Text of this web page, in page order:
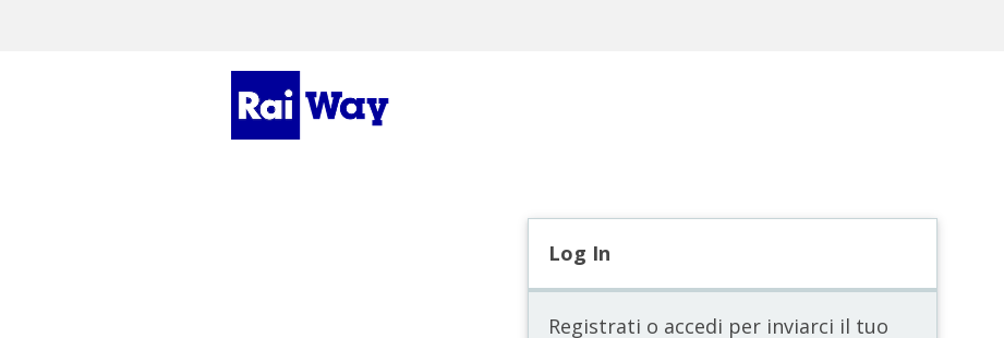
Log In
Registrati o accedi per inviarci il tuo